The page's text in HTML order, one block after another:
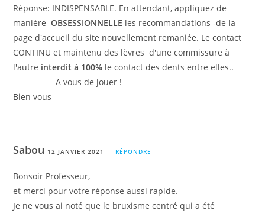
Réponse: INDISPENSABLE. En attendant, appliquez de
manièreOBSESSIONNELLE les recommandations -de la
page d'accueil du site nouvellement remaniée. Le contact
CONTINU et maintenu des lèvres d'une commissure à
l'autre interdit à 100% le contact des dents entre elles..
A vous de jouer !
Bien vous
Sabou 12 JANVIER 2021 RÉPONDRE
Bonsoir Professeur,
et merci pour votre réponse aussi rapide.
Je ne vous ai noté que le bruxisme centré qui a été